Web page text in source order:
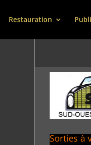
Restauration
Sorties à